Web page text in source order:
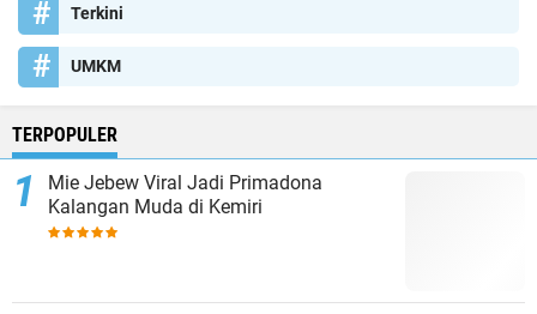
Terkini
UMKM
TERPOPULER
Mie Jebew Viral Jadi Primadona
Kalangan Muda di Kemiri